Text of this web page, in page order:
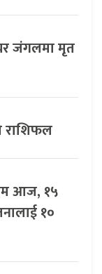
जंगलमा मृत
राशिफल
आज, १५
१०